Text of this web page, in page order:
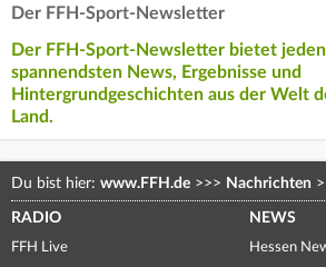
Der FFH-Sport-Newsletter
Der FFH-Sport-Newsletter bietet
spannendsten News, Ergebnisse und
Hintergrundgeschichten aus der Welt
Land.
Du bist hier: www.FFH.de >>> Nachrichten
RADIO
FFH Live
NEWS
Hessen